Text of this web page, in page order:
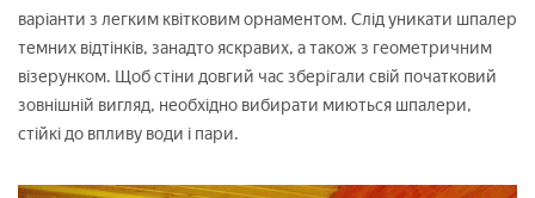
варіанти з легким квітковим орнаментом. Слід уникати шпалер
темних відтінків, занадто яскравих, а також з геометричним
візерунком. Щоб стіни довгий час зберігали свій початковий
зовнішній вигляд, необхідно вибирати миються шпалери,
стійкі до впливу води і пари.